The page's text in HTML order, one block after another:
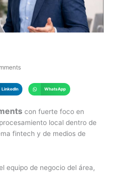
LinkedIn WhatsApp
con fuerte foco en
local dentro de
fintech y de medios de
equipo de negocio del área,